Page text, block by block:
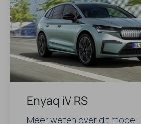
Enyaq iV RS
Meer weten over dit model